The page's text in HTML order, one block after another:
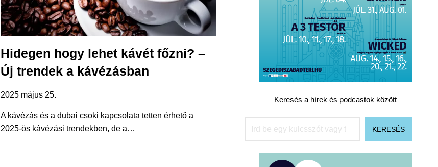
Hidegen hogy lehet kávét főzni? –
Új trendek a kávézásban
2025 május 25.
A kávézás és a dubai csoki kapcsolata tetten érhető a
2025-ös kávézási trendekben, de a…
Keresés a hírek és podcastok között
Keresés
KERESÉS